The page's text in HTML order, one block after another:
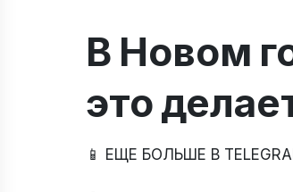
В Новом
это
📱 ЕЩЕ БОЛЬШЕ В